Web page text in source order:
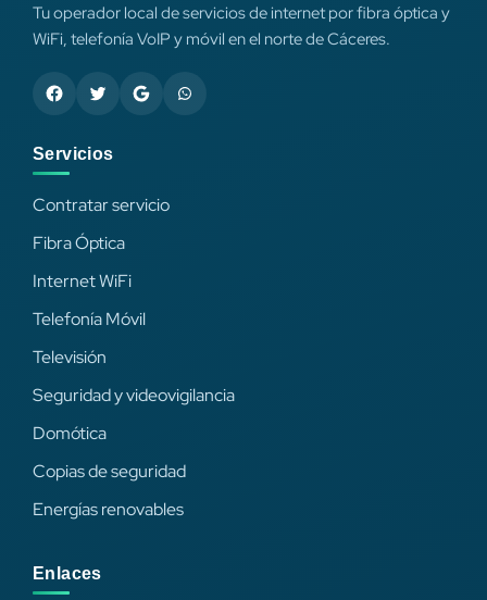
Tu operador local de servicios de internet por fibra óptica y
WiFi, telefonía VoIP y móvil en el norte de Cáceres.
Servicios
Contratar servicio
Fibra Óptica
Internet WiFi
Telefonía Móvil
Televisión
Seguridad y videovigilancia
Domótica
Copias de seguridad
Energías renovables
Enlaces